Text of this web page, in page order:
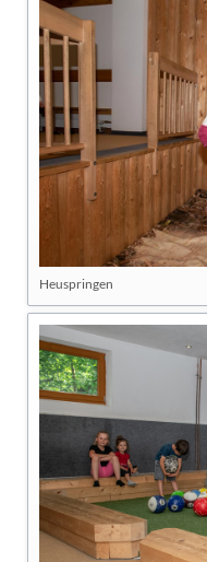
Heuspringen